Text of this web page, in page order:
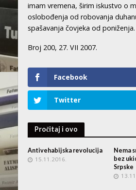
imam vremena, širim iskustvo o
oslobođenja od robovanja
spašavanja čovjeka od poniženja.
Broj 200, 27. VII 2007.
Facebook
Twitter
Pročitaj i ovo
Antivehabijska revolucija
15.11.2016.
Nema
bez
Srpske